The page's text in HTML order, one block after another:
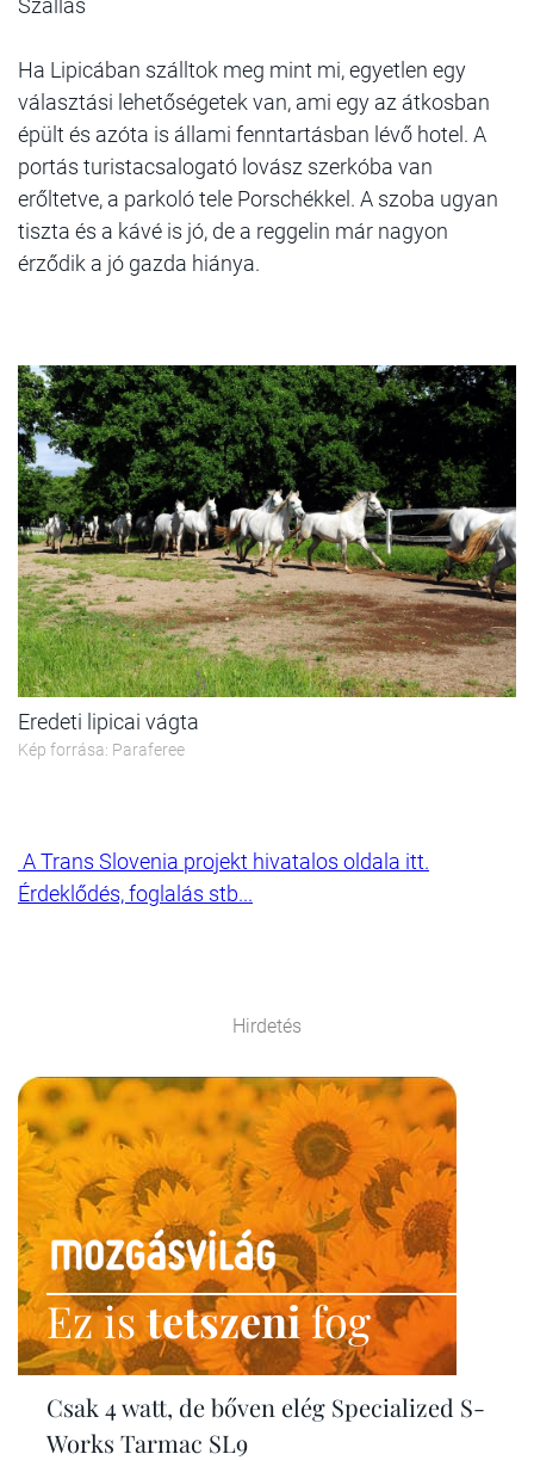
Szállás
Ha Lipicában szálltok meg mint mi, egyetlen egy
választási lehetőségetek van, ami egy az átkosban
épült és azóta is állami fenntartásban lévő hotel. A
portás turistacsalogató lovász szerkóba van
erőltetve, a parkoló tele Porschékkel. A szoba ugyan
tiszta és a kávé is jó, de a reggelin már nagyon
érződik a jó gazda hiánya.
Eredeti lipicai vágta
Kép forrása: Paraferee
A Trans Slovenia projekt hivatalos oldala itt.
Érdeklődés, foglalás stb...
Hirdetés
Ez istetszenifog
Csak 4 watt, de bőven elég Specialized S-
Works Tarmac SL9